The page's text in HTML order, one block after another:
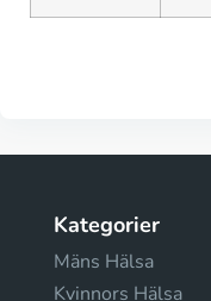
Kategorier
Mäns Hälsa
Kvinnors Hälsa